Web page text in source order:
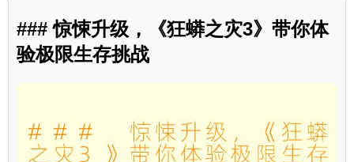
### 惊悚升级，《狂蟒之灾3》带你体
验极限生存挑战